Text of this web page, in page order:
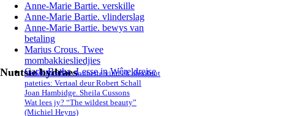
Anne-Marie Bartie. verskille
Anne-Marie Bartie. vlinderslag
Anne-Marie Bartie. bewys van
betaling
Marius Crous. Twee
mombakkiesliedjies
Carla Botha. Lesse in Wêreldreise
Nuutste bydraes
Nuwe Bundel. Sonnette vind ek absoluut
pateties: Vertaal deur Robert Schall
Joan Hambidge. Sheila Cussons
Wat lees jy? “The wildest beauty”
(Michiel Heyns)